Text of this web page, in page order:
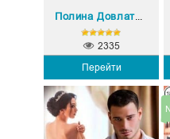
Полина Довлатова
Перейти
2335